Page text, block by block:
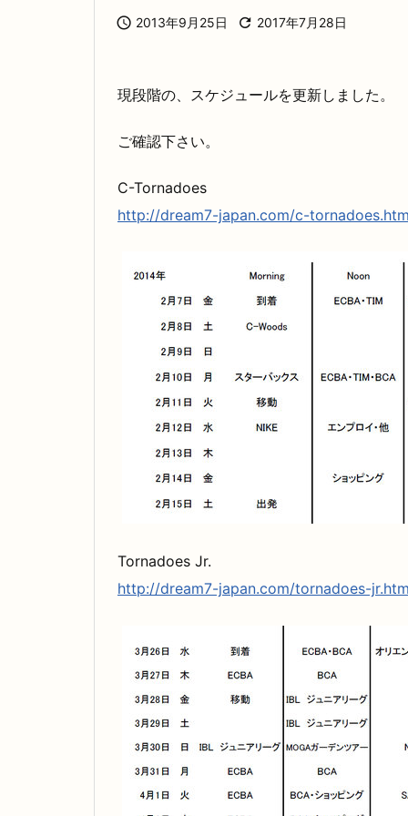
 2013年9月25日  2017年7月28日
現段階の、スケジュールを更新しました。
ご確認下さい。
C-Tornadoes
http://dream7-japan.com/c-
Tornadoes Jr.
http://dream7-japan.com/tornadoes-